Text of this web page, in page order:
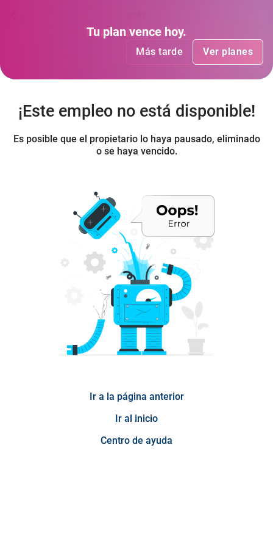
Tu plan ha vencido.
Más tarde Ver planes
Tu plan vence hoy.
Más tarde Ver planes
¡Este empleo no está disponible!
Es posible que el propietario lo haya pausado, eliminado
o se haya vencido.
Ir a la página anterior
Ir al inicio
Centro de ayuda